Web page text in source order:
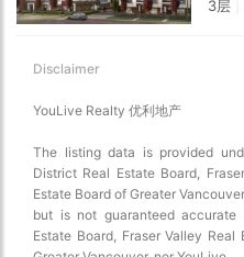
3层
Disclaimer
YouLive Realty 优利地产
The listing data is provided
District Real Estate Board,
Estate Board of Greater
but is not guaranteed
Estate Board, Fraser Valley